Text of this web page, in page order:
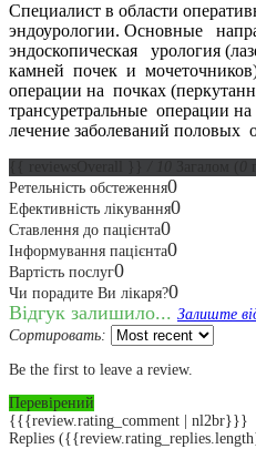
Специалист в области
эндоурологии. Основные
эндоскопическая урология
камней почек и
операции на почках
трансуретральные операции на
лечение заболеваний половых
Ретельність обстеження0
Ефективність лікування0
Ставлення до пацієнта0
Інформування пацієнта0
Вартість послуг0
Чи порадите Ви лікаря?0
Відгук залишило... Залиште
Сортировать:
Be the first to leave a review.
Перевірений
{{{review.rating_comment | nl2br}}}
Replies